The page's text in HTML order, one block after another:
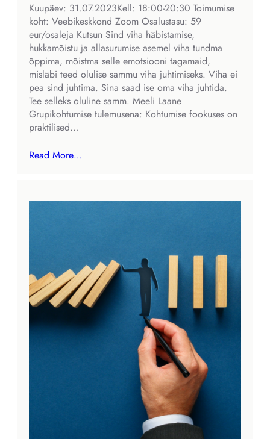
Kuupäev: 31.07.2023Kell: 18:00-20:30 Toimumise
koht: Veebikeskkond Zoom Osalustasu: 59
eur/osaleja Kutsun Sind viha häbistamise,
hukkamõistu ja allasurumise asemel viha tundma
õppima, mõistma selle emotsiooni tagamaid,
misläbi teed olulise sammu viha juhtimiseks. Viha ei
pea sind juhtima. Sina saad ise oma viha juhtida.
Tee selleks oluline samm. Meeli Laane
Grupikohtumise tulemusena: Kohtumise fookuses on
praktilised…
Read More…